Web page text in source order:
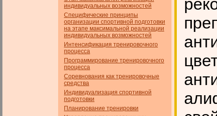
индивидуальных возможностей
Специфические принципы
организации спортивной подготовки
на этапе максимальной реализации
индивидуальных возможностей
Интенсификация тренировочного
процесса
Программирование тренировочного
процесса
Соревнования как тренировочные
средства
Индивидуализация спортивной
подготовки
Планирование тренировки